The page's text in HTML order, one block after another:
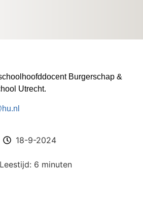
Burgerschap &
Utrecht.
18-9-2024
Leestijd: 6 minuten